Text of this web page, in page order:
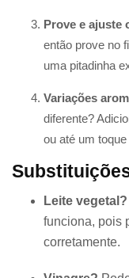
Prove e ajuste
então prove no
uma pitadinha
Variações
diferente?
ou até um
Leite vegetal?
funciona, pois
corretamente.